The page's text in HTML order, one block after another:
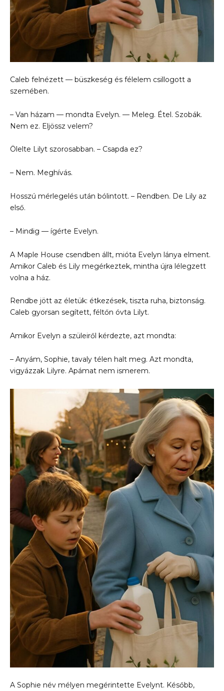
Caleb felnézett — büszkeség és félelem csillogott a
szemében.
– Van házam — mondta Evelyn. — Meleg. Étel. Szobák.
Nem ez. Eljössz velem?
Ölelte Lilyt szorosabban. – Csapda ez?
– Nem. Meghívás.
Hosszú mérlegelés után bólintott. – Rendben. De Lily az
első.
– Mindig — ígérte Evelyn.
A Maple House csendben állt, mióta Evelyn lánya elment.
Amikor Caleb és Lily megérkeztek, mintha újra lélegzett
volna a ház.
Rendbe jött az életük: étkezések, tiszta ruha, biztonság.
Caleb gyorsan segített, féltőn óvta Lilyt.
Amikor Evelyn a szüleiről kérdezte, azt mondta:
– Anyám, Sophie, tavaly télen halt meg. Azt mondta,
vigyázzak Lilyre. Apámat nem ismerem.
A Sophie név mélyen megérintette Evelynt. Később,